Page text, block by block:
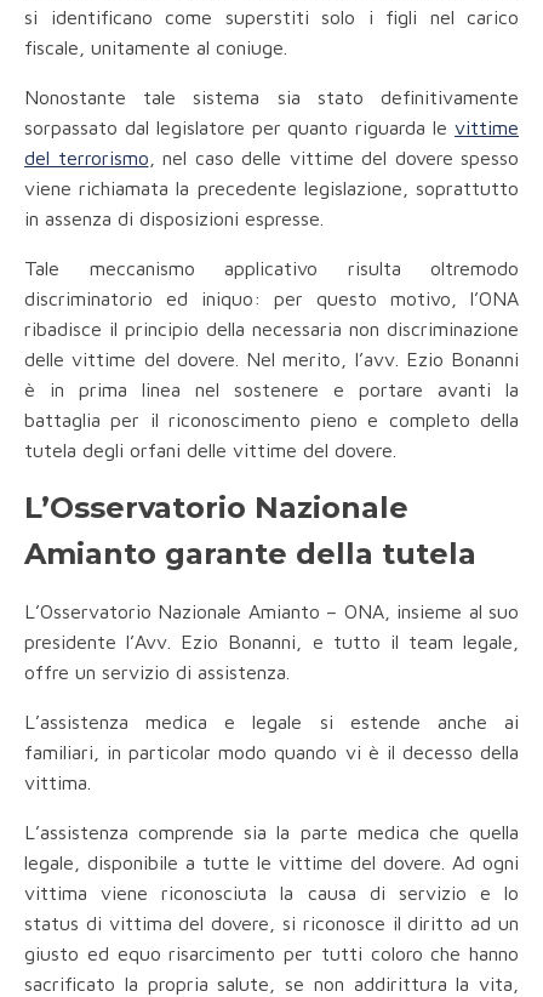
si identificano come superstiti solo i figli nel carico
fiscale, unitamente al coniuge.
Nonostante tale sistema sia stato definitivamente
sorpassato dal legislatore per quanto riguarda le vittime
del terrorismo , nel caso delle vittime del dovere spesso
viene richiamata la precedente legislazione, soprattutto
in assenza di disposizioni espresse.
Tale meccanismo applicativo risulta oltremodo
discriminatorio ed iniquo: per questo motivo, l’ONA
ribadisce il principio della necessaria non discriminazione
delle vittime del dovere. Nel merito, l’avv. Ezio Bonanni
è in prima linea nel sostenere e portare avanti la
battaglia per il riconoscimento pieno e completo della
tutela degli orfani delle vittime del dovere.
L’Osservatorio Nazionale
Amianto garante della tutela
L’Osservatorio Nazionale Amianto – ONA, insieme al suo
presidente l’Avv. Ezio Bonanni, e tutto il team legale,
offre un servizio di assistenza.
L’assistenza medica e legale si estende anche ai
familiari, in particolar modo quando vi è il decesso della
vittima.
L’assistenza comprende sia la parte medica che quella
legale, disponibile a tutte le vittime del dovere. Ad ogni
vittima viene riconosciuta la causa di servizio e lo
status di vittima del dovere, si riconosce il diritto ad un
giusto ed equo risarcimento per tutti coloro che hanno
sacrificato la propria salute, se non addirittura la vita,